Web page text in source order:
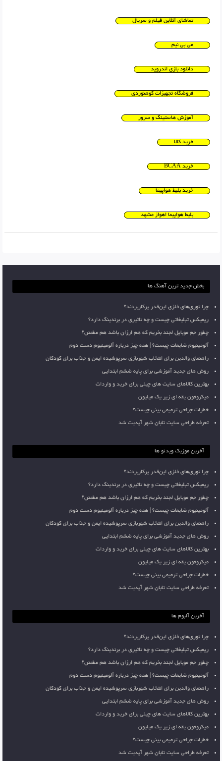
تماشای آنلاین فیلم و سریال
می بی نیم
دانلود بازی اندروید
فروشگاه تجهیزات کوهنوردی
آموزش هاستینگ و سرور
خرید کالا
خرید BCAA
خرید بلیط هواپیما
بلیط هواپیما اهواز مشهد
بخش جدید ترین آهنگ ها
چرا توری‌های فلزی این‌قدر پرکاربردند؟
ریمیکس تبلیغاتی چیست و چه تاثیری در برندینگ دارد؟
چطور جم موبایل لجند بخریم که هم ارزان باشد هم مطمئن؟
آلومینیوم ضایعات چیست؟ | همه چیز درباره آلومینیوم دست دوم
راهنمای والدین برای انتخاب شهربازی سرپوشیده ایمن و جذاب برای کودکان
روش های جدید آموزشی برای پایه ششم ابتدایی
بهترین کالاهای سایت های چینی برای خرید و واردات
میکروفون یقه ای زیر یک میلیون
خطرات جراحی ترمیمی بینی چیست؟
تعرفه طراحی سایت تابان شهر آپدیت شد
آخرین موزیک ویدئو ها
چرا توری‌های فلزی این‌قدر پرکاربردند؟
ریمیکس تبلیغاتی چیست و چه تاثیری در برندینگ دارد؟
چطور جم موبایل لجند بخریم که هم ارزان باشد هم مطمئن؟
آلومینیوم ضایعات چیست؟ | همه چیز درباره آلومینیوم دست دوم
راهنمای والدین برای انتخاب شهربازی سرپوشیده ایمن و جذاب برای کودکان
روش های جدید آموزشی برای پایه ششم ابتدایی
بهترین کالاهای سایت های چینی برای خرید و واردات
میکروفون یقه ای زیر یک میلیون
خطرات جراحی ترمیمی بینی چیست؟
تعرفه طراحی سایت تابان شهر آپدیت شد
آخرین آلبوم ها
چرا توری‌های فلزی این‌قدر پرکاربردند؟
ریمیکس تبلیغاتی چیست و چه تاثیری در برندینگ دارد؟
چطور جم موبایل لجند بخریم که هم ارزان باشد هم مطمئن؟
آلومینیوم ضایعات چیست؟ | همه چیز درباره آلومینیوم دست دوم
راهنمای والدین برای انتخاب شهربازی سرپوشیده ایمن و جذاب برای کودکان
روش های جدید آموزشی برای پایه ششم ابتدایی
بهترین کالاهای سایت های چینی برای خرید و واردات
میکروفون یقه ای زیر یک میلیون
خطرات جراحی ترمیمی بینی چیست؟
تعرفه طراحی سایت تابان شهر آپدیت شد